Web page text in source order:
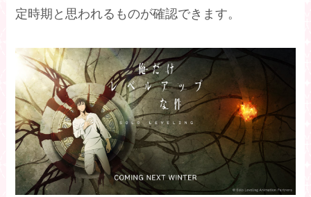
定時期と思われるものが確認できます。